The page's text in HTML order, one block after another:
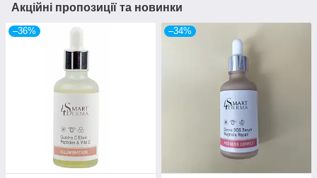
Акційні пропозиції та новинки
–36% –34%